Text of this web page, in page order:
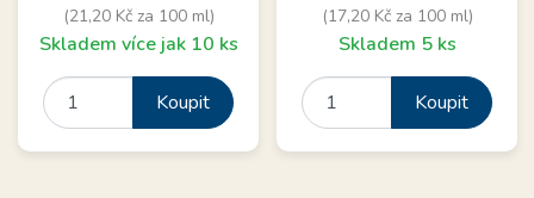
(21,20 Kč za 100 ml)
Skladem více jak 10 ks
Koupit
(17,20 Kč za 100 ml)
Skladem 5 ks
Koupit